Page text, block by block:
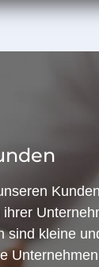
sind kleine